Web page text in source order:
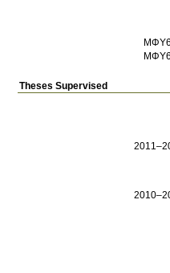
Theses Supervised